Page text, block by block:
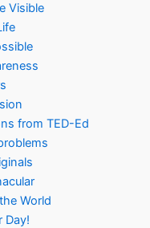
Visible
from TED-Ed
World
Day!